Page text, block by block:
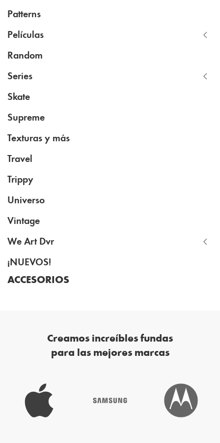
Patterns
Películas
Random
Series
Skate
Supreme
Texturas y más
Travel
Trippy
Universo
Vintage
We Art Dvr
¡NUEVOS!
ACCESORIOS
Creamos increíbles fundas
para las mejores marcas